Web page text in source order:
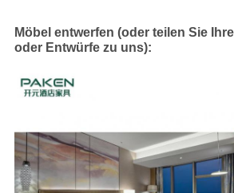
Möbel entwerfen (oder teilen Sie
oder Entwürfe zu uns):